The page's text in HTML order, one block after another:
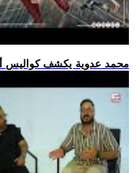
.. محمد عدوية يكشف كواليس